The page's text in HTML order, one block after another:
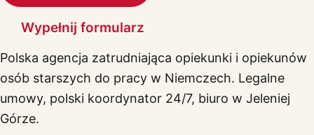
Wypełnij formularz
Polska agencja zatrudniająca opiekunki i opiekunów
osób starszych do pracy w Niemczech. Legalne
umowy, polski koordynator 24/7, biuro w Jeleniej
Górze.